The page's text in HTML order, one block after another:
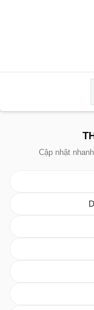
Cập nhật